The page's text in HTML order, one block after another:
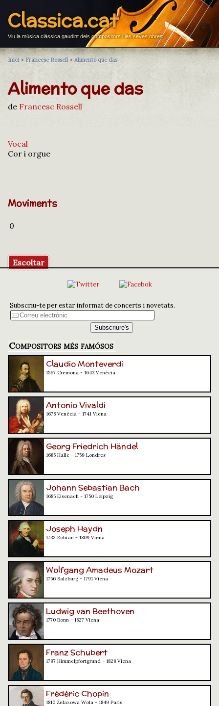
Classica.cat
Viu la música clàssica gaudint dels compositors i les seves obres
Inici > Francesc Rossell > Alimento que das
Alimento que das
de Francesc Rossell
Vocal
Cor i orgue
Moviments
0
Escoltar
Subscriu-te per estar informat de concerts i novetats.
Compositors més famósos
Claudio Monteverdi
1567 Cremona - 1643 Venècia
Antonio Vivaldi
1678 Venècia - 1741 Viena
Georg Friedrich Händel
1685 Halle - 1759 Londres
Johann Sebastian Bach
1685 Eisenach - 1750 Leipzig
Joseph Haydn
1732 Rohrau - 1809 Viena
Wolfgang Amadeus Mozart
1756 Salzburg - 1791 Viena
Ludwig van Beethoven
1770 Bonn - 1827 Viena
Franz Schubert
1797 Himmelpfortgrund - 1828 Viena
Frédéric Chopin
1810 Żelazowa Wola - 1849 París